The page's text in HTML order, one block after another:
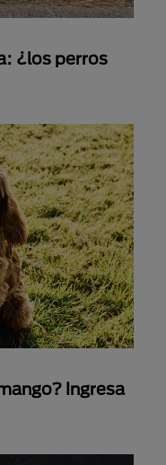
¿los perros
Ingresa